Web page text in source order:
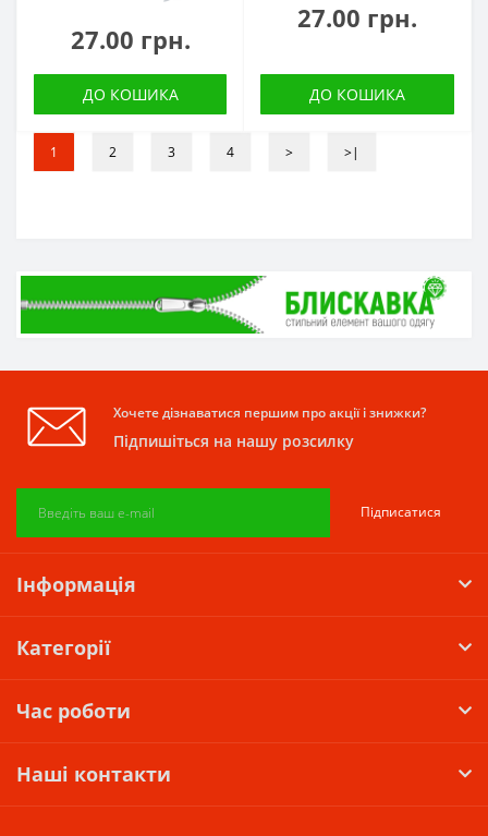
27.00 грн.
ДО КОШИКА
27.00 грн.
ДО КОШИКА
1 2 3 4 > >|
Хочете дізнаватися першим про акції і знижки?
Підпишіться на нашу розсилку
Підписатися
Інформація
Категорії
Час роботи
Наші контакти